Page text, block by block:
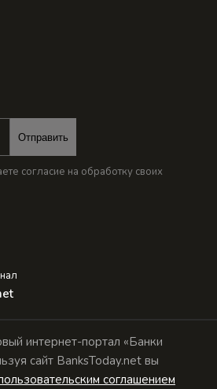
Отправить
согласие на обработку своих
интернет-портал «Банки
сайт BanksToday.net вы
соглашением